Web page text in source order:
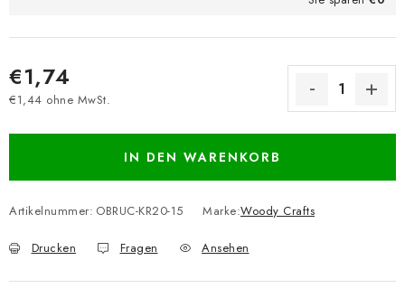
€1,74
€1,44 ohne MwSt.
IN DEN WARENKORB
Artikelnummer: OBRUC-KR20-15 Marke:Woody Crafts
Drucken Fragen Ansehen